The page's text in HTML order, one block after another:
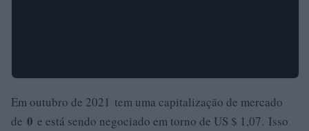
Em outubro de 2021 tem uma capitalização de mercado
de 0 e está sendo negociado em torno de US $ 1,07. Isso